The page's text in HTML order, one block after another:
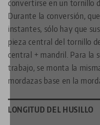
convertirse en un tornillo
Durante la conversión,
instantes, sólo hay que
pieza central del tornillo
central + mandril. Para la
trabajo, se monta la
mordazas base en la
LONGITUD DEL HUSILLO